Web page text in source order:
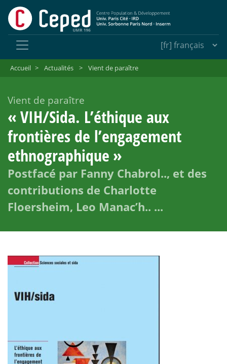
Accueil > Actualités > Vient de paraître
Vient de paraître
«VIH/Sida. L’éthique aux
frontières de l’engagement
ethnographique »
Postfacé par Fanny Chabrol.., et des
contributions de Charlotte
Floersheim, Leo Manac’h.. ...